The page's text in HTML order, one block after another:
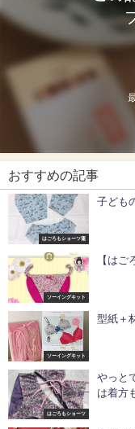
おすすめの記事
はごろもショーツ蓮
子ども
ソーイングキット
【は
ソーイングキット
型紙＋
はごろもショーツ
やっと
は着方